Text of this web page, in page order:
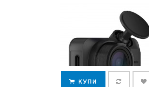
КУПИ